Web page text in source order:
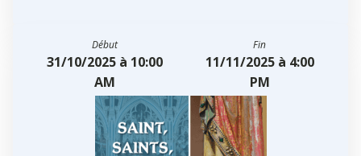
Début
31/10/2025 à 10:00
AM
Fin
11/11/2025 à 4:00
PM